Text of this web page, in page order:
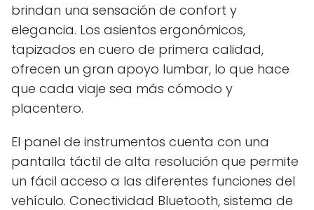
brindan una sensación de confort y
elegancia. Los asientos ergonómicos,
tapizados en cuero de primera calidad,
ofrecen un gran apoyo lumbar, lo que hace
que cada viaje sea más cómodo y
placentero.
El panel de instrumentos cuenta con una
pantalla táctil de alta resolución que permite
un fácil acceso a las diferentes funciones del
vehículo. Conectividad Bluetooth, sistema de